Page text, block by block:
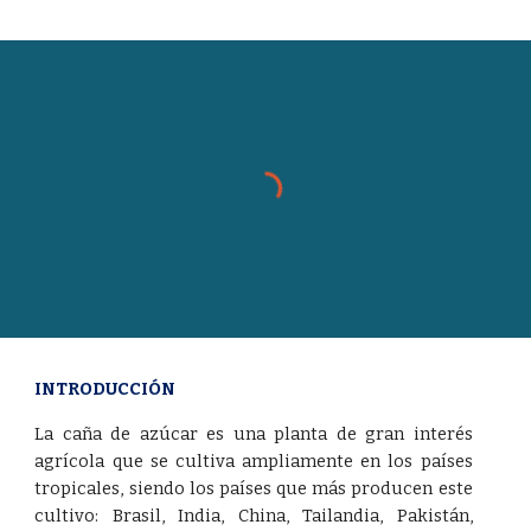
INTRODUCCIÓN
La caña de azúcar es una planta de gran interés
agrícola que se cultiva ampliamente en los países
tropicales, siendo los países que más producen este
cultivo: Brasil, India, China, Tailandia, Pakistán,